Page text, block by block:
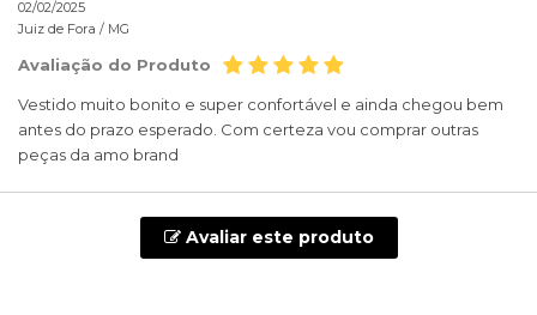
02/02/2025
Juiz de Fora / MG
Avaliação do Produto
Vestido muito bonito e super confortável e ainda chegou bem
antes do prazo esperado. Com certeza vou comprar outras
peças da amo brand
Avaliar este produto